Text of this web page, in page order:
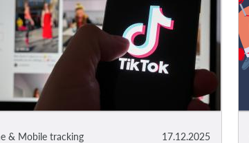
17.12.2025
& Mobile tracking